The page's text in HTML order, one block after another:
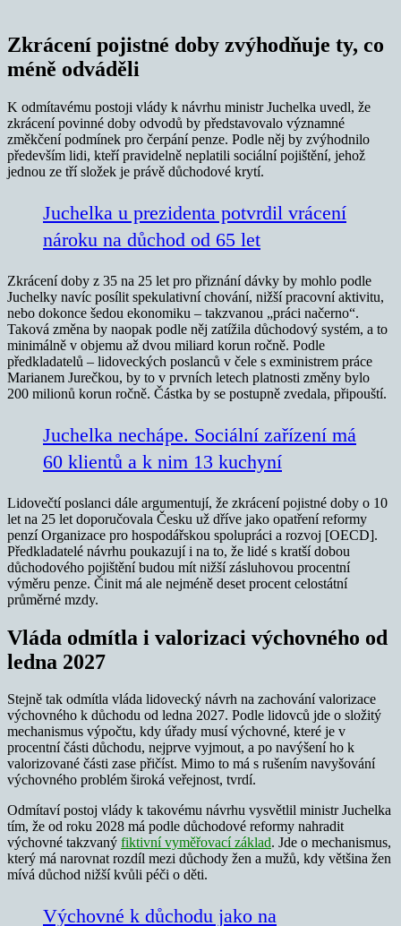
Zkrácení pojistné doby zvýhodňuje ty, co
méně odváděli
K odmítavému postoji vlády k návrhu ministr Juchelka uvedl, že
zkrácení povinné doby odvodů by představovalo významné
změkčení podmínek pro čerpání penze. Podle něj by zvýhodnilo
především lidi, kteří pravidelně neplatili sociální pojištění, jehož
jednou ze tří složek je právě důchodové krytí.
Juchelka u prezidenta potvrdil vrácení
nároku na důchod od 65 let
Zkrácení doby z 35 na 25 let pro přiznání dávky by mohlo podle
Juchelky navíc posílit spekulativní chování, nižší pracovní aktivitu,
nebo dokonce šedou ekonomiku – takzvanou „práci načerno“.
Taková změna by naopak podle něj zatížila důchodový systém, a to
minimálně v objemu až dvou miliard korun ročně. Podle
předkladatelů – lidoveckých poslanců v čele s exministrem práce
Marianem Jurečkou, by to v prvních letech platnosti změny bylo
200 milionů korun ročně. Částka by se postupně zvedala, připouští.
Juchelka nechápe. Sociální zařízení má
60 klientů a k nim 13 kuchyní
Lidovečtí poslanci dále argumentují, že zkrácení pojistné doby o 10
let na 25 let doporučovala Česku už dříve jako opatření reformy
penzí Organizace pro hospodářskou spolupráci a rozvoj [OECD].
Předkladatelé návrhu poukazují i na to, že lidé s kratší dobou
důchodového pojištění budou mít nižší zásluhovou procentní
výměru penze. Činit má ale nejméně deset procent celostátní
průměrné mzdy.
Vláda odmítla i valorizaci výchovného od
ledna 2027
Stejně tak odmítla vláda lidovecký návrh na zachování valorizace
výchovného k důchodu od ledna 2027. Podle lidovců jde o složitý
mechanismus výpočtu, kdy úřady musí výchovné, které je v
procentní části důchodu, nejprve vyjmout, a po navýšení ho k
valorizované části zase přičíst. Mimo to má s rušením navyšování
výchovného problém široká veřejnost, tvrdí.
Odmítaví postoj vlády k takovému návrhu vysvětlil ministr Juchelka
tím, že od roku 2028 má podle důchodové reformy nahradit
výchovné takzvaný fiktivní vyměřovací základ. Jde o mechanismus,
který má narovnat rozdíl mezi důchody žen a mužů, kdy většina žen
mívá důchod nižší kvůli péči o děti.
Výchovné k důchodu jako na